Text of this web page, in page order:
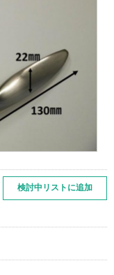
検討中リストに追加